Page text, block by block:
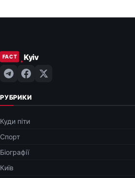
РУБРИКИ
Куди піти
Спорт
Біографії
Київ